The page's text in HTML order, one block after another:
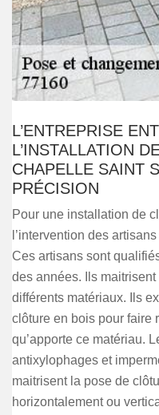
L’ENTREPRISE
L’INSTALLATION
CHAPELLE SAINT
PRÉCISION
Pour une installation de
l’intervention des
Ces artisans sont
des années. Ils
différents matériaux. Ils
clôture en bois pour faire
qu’apporte ce matériau.
antixylophages et
maitrisent la pose de
horizontalement ou